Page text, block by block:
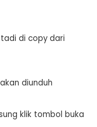
di copy dari
diunduh
klik tombol buka